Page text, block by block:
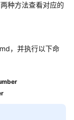
种方法查看对应的
，并执行以下命